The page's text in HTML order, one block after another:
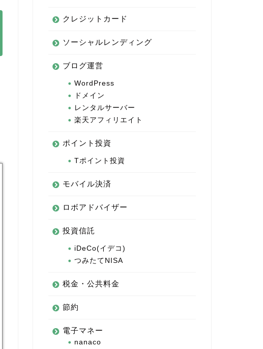
クレジットカード
ソーシャルレンディング
ブログ運営
WordPress
ドメイン
レンタルサーバー
楽天アフィリエイト
ポイント投資
Tポイント投資
モバイル決済
ロボアドバイザー
投資信託
iDeCo(イデコ)
つみたてNISA
税金・公共料金
節約
電子マネー
nanaco